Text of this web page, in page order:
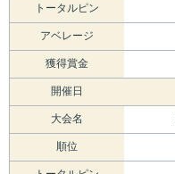
トータルピン
アベレージ
獲得賞金
開催日
大会名
順位